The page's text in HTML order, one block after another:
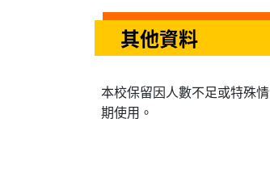
其他資料
本校保留因人數不足或特殊
期使用。